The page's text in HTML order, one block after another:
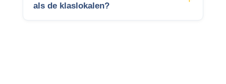
als de klaslokalen?